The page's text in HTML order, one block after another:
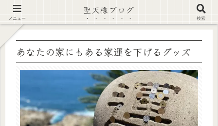
【注意喚起】偽サイト及び偽情報に注意 ▶確認する◀
あなたの家にもある家運を下げるグッズ
メニュー
聖天様ブログ
検索